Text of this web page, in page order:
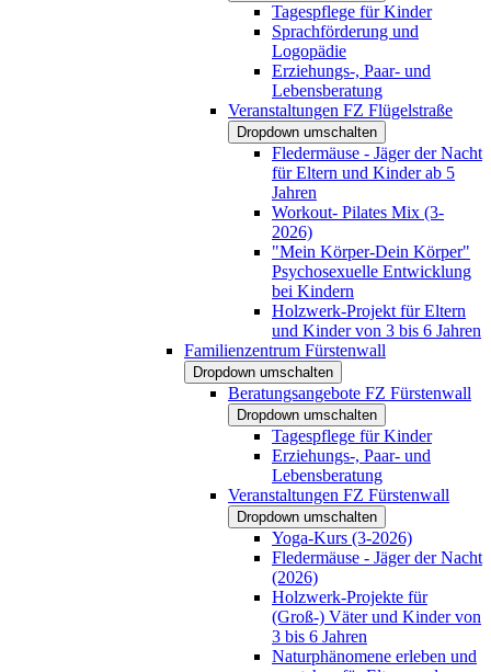
Tagespflege für Kinder
Sprachförderung und
Logopädie
Erziehungs-, Paar- und
Lebensberatung
Veranstaltungen FZ Flügelstraße
Dropdown umschalten
Fledermäuse - Jäger der Nacht
für Eltern und Kinder ab 5
Jahren
Workout- Pilates Mix (3-
2026)
"Mein Körper-Dein Körper"
Psychosexuelle Entwicklung
bei Kindern
Holzwerk-Projekt für Eltern
und Kinder von 3 bis 6 Jahren
Familienzentrum Fürstenwall
Dropdown umschalten
Beratungsangebote FZ Fürstenwall
Dropdown umschalten
Tagespflege für Kinder
Erziehungs-, Paar- und
Lebensberatung
Veranstaltungen FZ Fürstenwall
Dropdown umschalten
Yoga-Kurs (3-2026)
Fledermäuse - Jäger der Nacht
(2026)
Holzwerk-Projekte für
(Groß-) Väter und Kinder von
3 bis 6 Jahren
Naturphänomene erleben und